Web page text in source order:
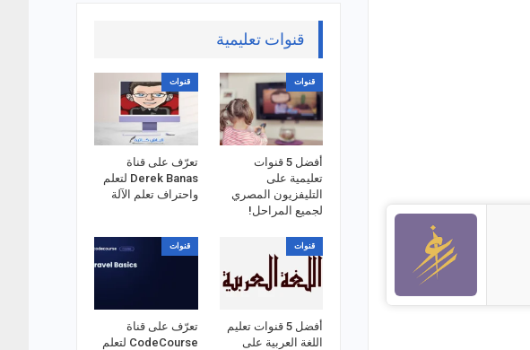
قنوات تعليمية
قنوات
أفضل 5 قنوات
تعليمية على
التليفزيون المصري
لجميع المراحل!
قنوات
تعرّف على قناة
Derek Banas لتعلم
واحتراف تعلم الآلة
قنوات
أفضل 5 قنوات تعليم
اللغة العربية على
قنوات
تعرّف على قناة
CodeCourse لتعلم